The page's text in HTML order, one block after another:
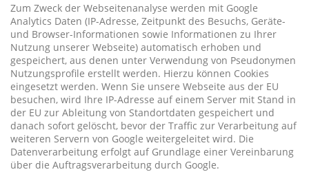
Zum Zweck der Webseitenanalyse werden mit Google
Analytics Daten (IP-Adresse, Zeitpunkt des Besuchs, Geräte-
und Browser-Informationen sowie Informationen zu Ihrer
Nutzung unserer Webseite) automatisch erhoben und
gespeichert, aus denen unter Verwendung von Pseudonymen
Nutzungsprofile erstellt werden. Hierzu können Cookies
eingesetzt werden. Wenn Sie unsere Webseite aus der EU
besuchen, wird Ihre IP-Adresse auf einem Server mit Stand in
der EU zur Ableitung von Standortdaten gespeichert und
danach sofort gelöscht, bevor der Traffic zur Verarbeitung auf
weiteren Servern von Google weitergeleitet wird. Die
Datenverarbeitung erfolgt auf Grundlage einer Vereinbarung
über die Auftragsverarbeitung durch Google.